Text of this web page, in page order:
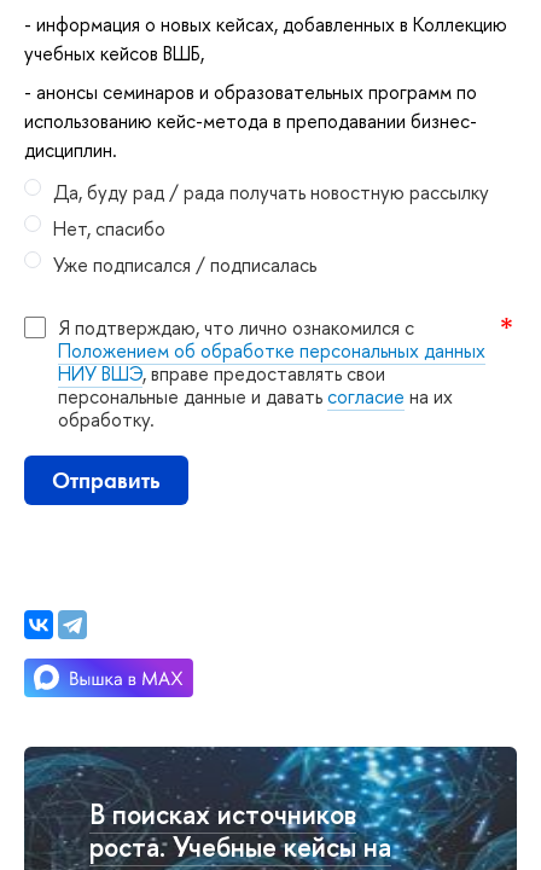
поисках источнико
роста. Учебные кейсы на
- информация о новых кейсах, добавленных в Коллекцию
учебных кейсов ВШБ,
- анонсы семинаров и образовательных программ по
использованию кейс-метода в преподавании бизнес-
дисциплин.
Да, буду рад / рада получать новостную рассылку
Нет, спасибо
Уже подписался / подписалась
Я подтверждаю, что лично ознакомился с
Положением об обработке персональных данных
НИУ ВШЭ, вправе предоставлять свои
персональные данные и даватьсогласие на их
обработку.
Отправить